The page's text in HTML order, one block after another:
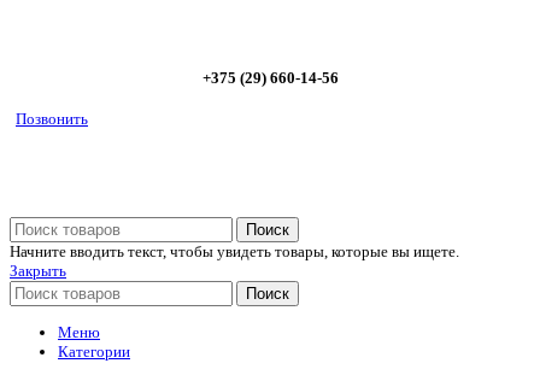
+375 (29) 660-14-56
Позвонить
Поиск
Начните вводить текст, чтобы увидеть товары, которые вы ищете.
Закрыть
Поиск
Меню
Категории